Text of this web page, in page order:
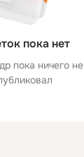
пока нет
пока ничего не